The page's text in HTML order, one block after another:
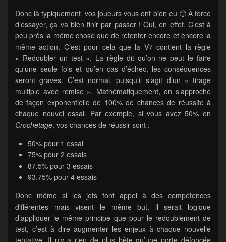
Donc là typiquement, vos joueurs vous ont bien eu 🙂 À force
d’essayer, ça va bien finir par passer ! Oui, en effet. C’est à
peu près la même chose que de retenter encore et encore la
même action. C’est pour cela que la V7 contient la règle
« Redoubler un test ». La règle dit qu’on ne peut le faire
qu’une seule fois et qu’en cas d’échec, les conséquences
seront graves. C’est normal, puisqu’il s’agit d’un « tirage
multiple avec remise ». Mathématiquement, on s’approche
de façon exponentielle de 100% de chances de réussite à
chaque nouvel essai. Par exemple, si vous avez 50% en
Crochetage, vos chances de réussir sont :
50% pour 1 essai
75% pour 2 essais
87.5% pour 3 essais
93.75% pour 4 essais
Donc même si les jets font appel à des compétences
différentes mais visent le même but, il serait logique
d’appliquer le même principe que pour le redoublement de
test, c’est à dire augmenter les enjeux à chaque nouvelle
tentative. Il n’y a rien de plus bête qu’une porte défoncée